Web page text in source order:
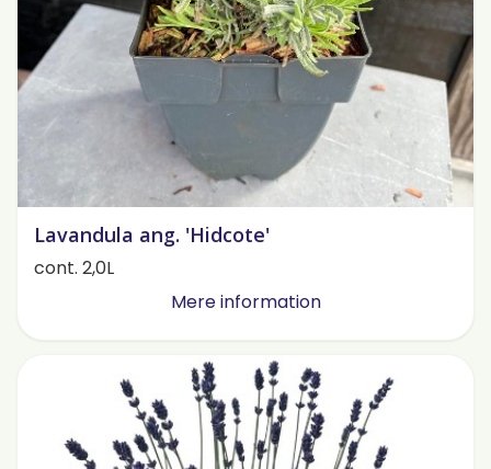
Lavandula ang. 'Hidcote'
cont. 2,0L
Mere information